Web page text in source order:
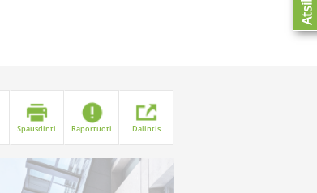
Spausdinti Raportuoti Dalintis